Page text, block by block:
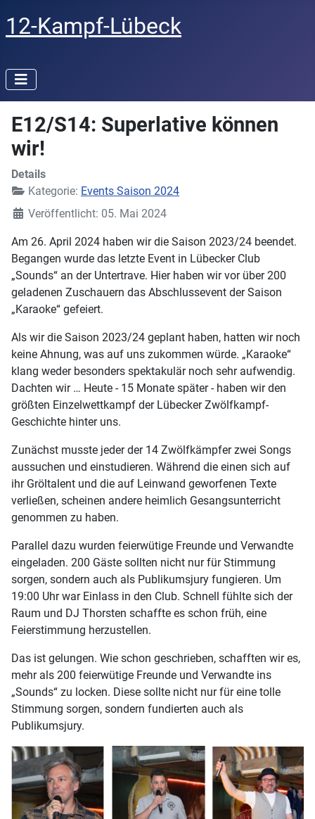
12-Kampf-Lübeck
E12/S14: Superlative können
wir!
Details
Kategorie: Events Saison 2024
Veröffentlicht: 05. Mai 2024
Am 26. April 2024 haben wir die Saison 2023/24 beendet.
Begangen wurde das letzte Event in Lübecker Club
„Sounds“ an der Untertrave. Hier haben wir vor über 200
geladenen Zuschauern das Abschlussevent der Saison
„Karaoke“ gefeiert.
Als wir die Saison 2023/24 geplant haben, hatten wir noch
keine Ahnung, was auf uns zukommen würde. „Karaoke“
klang weder besonders spektakulär noch sehr aufwendig.
Dachten wir … Heute - 15 Monate später - haben wir den
größten Einzelwettkampf der Lübecker Zwölfkampf-
Geschichte hinter uns.
Zunächst musste jeder der 14 Zwölfkämpfer zwei Songs
aussuchen und einstudieren. Während die einen sich auf
ihr Gröltalent und die auf Leinwand geworfenen Texte
verließen, scheinen andere heimlich Gesangsunterricht
genommen zu haben.
Parallel dazu wurden feierwütige Freunde und Verwandte
eingeladen. 200 Gäste sollten nicht nur für Stimmung
sorgen, sondern auch als Publikumsjury fungieren. Um
19:00 Uhr war Einlass in den Club. Schnell fühlte sich der
Raum und DJ Thorsten schaffte es schon früh, eine
Feierstimmung herzustellen.
Das ist gelungen. Wie schon geschrieben, schafften wir es,
mehr als 200 feierwütige Freunde und Verwandte ins
„Sounds“ zu locken. Diese sollte nicht nur für eine tolle
Stimmung sorgen, sondern fundierten auch als
Publikumsjury.